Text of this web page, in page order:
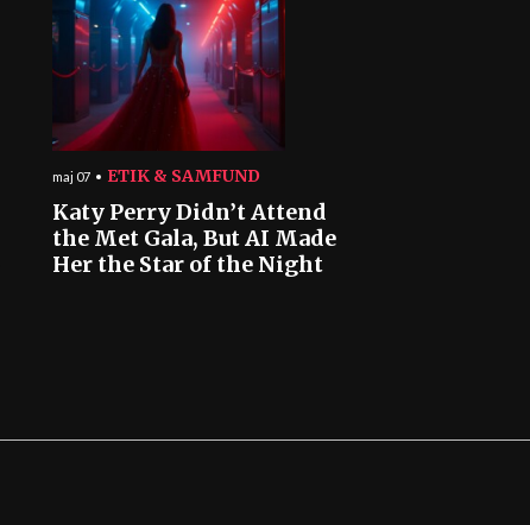
maj 07 ETIK & SAMFUND
Katy Perry Didn’t Attend
the Met Gala, But AI Made
Her the Star of the Night